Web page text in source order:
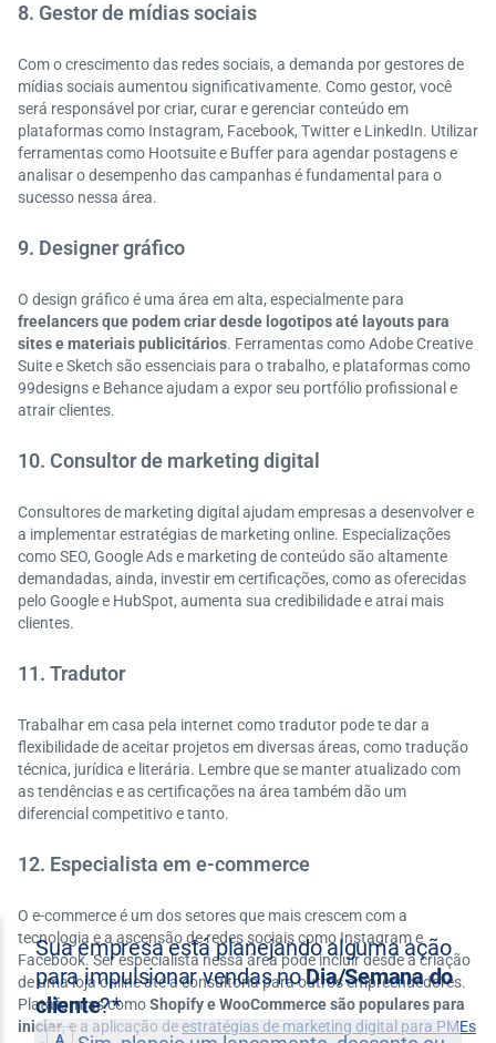
8. Gestor de mídias sociais
Com o crescimento das redes sociais, a demanda por gestores de
mídias sociais aumentou significativamente. Como gestor, você
será responsável por criar, curar e gerenciar conteúdo em
plataformas como Instagram, Facebook, Twitter e LinkedIn. Utilizar
ferramentas como Hootsuite e Buffer para agendar postagens e
analisar o desempenho das campanhas é fundamental para o
sucesso nessa área.
9. Designer gráfico
O design gráfico é uma área em alta, especialmente para
freelancers que podem criar desde logotipos até layouts para
sites e materiais publicitários. Ferramentas como Adobe Creative
Suite e Sketch são essenciais para o trabalho, e plataformas como
99designs e Behance ajudam a expor seu portfólio profissional e
atrair clientes.
10. Consultor de marketing digital
Consultores de marketing digital ajudam empresas a desenvolver e
a implementar estratégias de marketing online. Especializações
como SEO, Google Ads e marketing de conteúdo são altamente
demandadas, ainda, investir em certificações, como as oferecidas
pelo Google e HubSpot, aumenta sua credibilidade e atrai mais
clientes.
11. Tradutor
Trabalhar em casa pela internet como tradutor pode te dar a
flexibilidade de aceitar projetos em diversas áreas, como tradução
técnica, jurídica e literária. Lembre que se manter atualizado com
as tendências e as certificações na área também dão um
diferencial competitivo e tanto.
12. Especialista em e-commerce
O e-commerce é um dos setores que mais crescem com a
tecnologia e a ascensão de redes sociais como Instagram e
Facebook. Ser especialista nessa área pode incluir desde a criação
de uma loja online até a consultoria para outros empreendedores.
Plataformas comoShopify e WooCommerce são populares para
iniciar, e a aplicação deestratégias de marketing digital para PMEs